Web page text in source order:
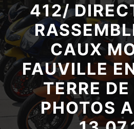
412/
CAUX
FAUVILLE
TERRE
PHOTOS